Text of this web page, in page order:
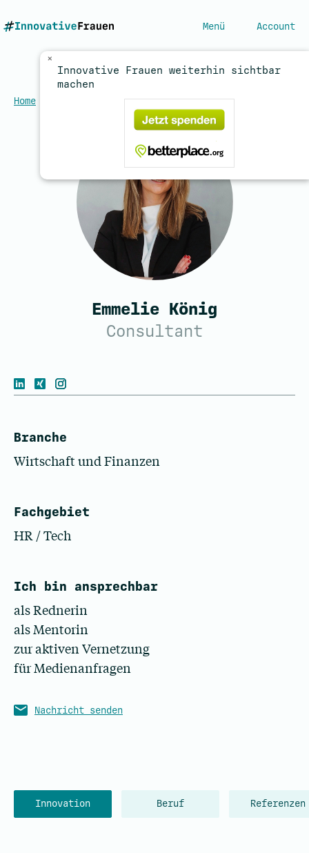
×
Innovative Frauen weiterhin sichtbar
machen
Menü Account
Home König, Emmelie
Emmelie König
Consultant
Branche
Wirtschaft und Finanzen
Fachgebiet
HR / Tech
Ich bin ansprechbar
als Rednerin
als Mentorin
zur aktiven Vernetzung
für Medienanfragen
Nachricht senden
Innovation Beruf Referenzen